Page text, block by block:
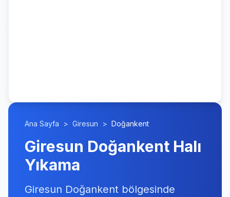
Ana Sayfa > Giresun > Doğankent
Giresun Doğankent Halı
Yıkama
Giresun Doğankent bölgesinde